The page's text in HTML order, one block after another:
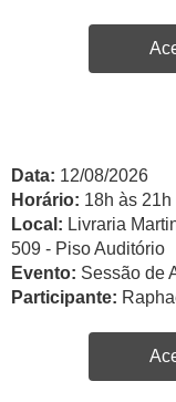
Data: 12/08/2026
Horário: 18h às 21h
Local: Livraria
509 - Piso Auditório
Evento: Sessão de
Participante: